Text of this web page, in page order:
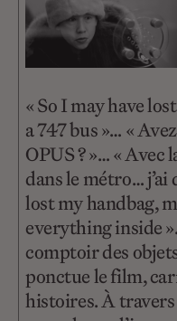
« So I may have
a 747 bus »… «
OPUS ? »… « Avec
dans le métro… j’ai
lost my handbag,
everything inside
comptoir des
ponctue le film,
histoires. À